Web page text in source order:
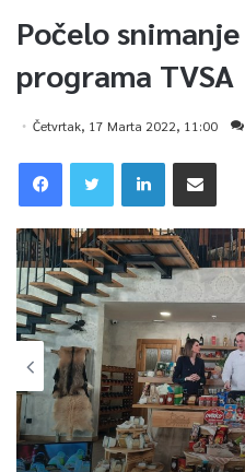
Počelo
programa TVSA
Četvrtak, 17 Marta 2022, 11:00